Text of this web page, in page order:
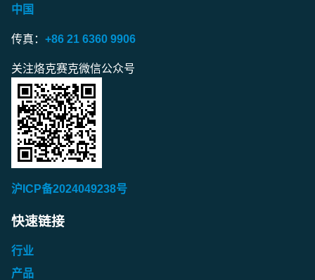
中国
传真： +86 21 6360 9906
关注烙克赛克微信公众号
沪ICP备2024049238号
快速链接
行业
产品